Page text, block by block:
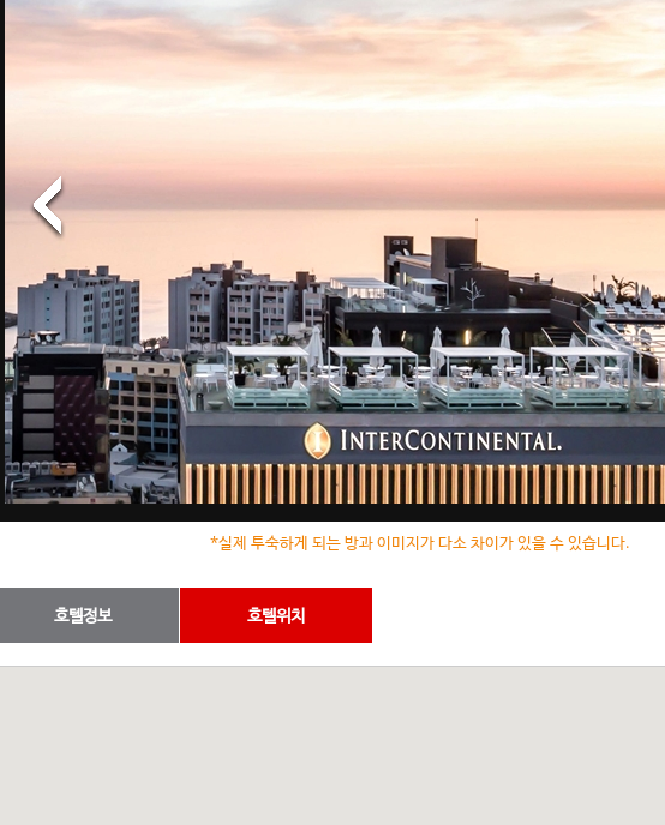
*실제 투숙하게 되는 방과 이미지가 다소 차이가 있을 수 있습니다.
호텔정보 호텔위치